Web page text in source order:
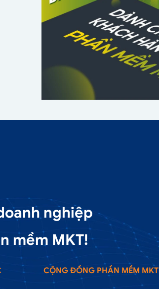
nghiệp
mềm MKT!
CỘNG ĐỒNG PHẦN MỀM MKT